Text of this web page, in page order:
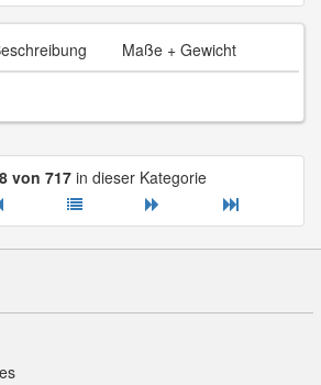
Maße + Gewicht
von 717 in dieser Kategorie